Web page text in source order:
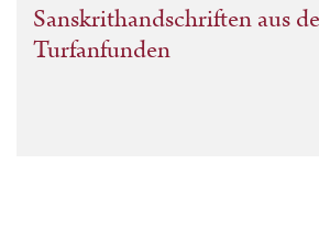
Sanskrithandschriften aus
Turfanfunden